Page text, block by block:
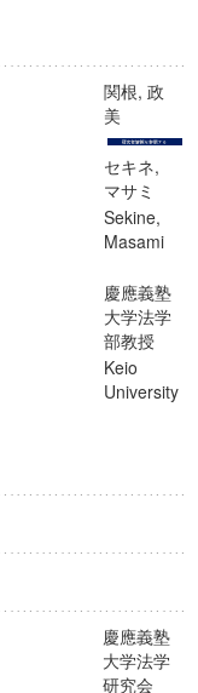
関根, 政
美
セキネ,
マサミ
Sekine,
Masami
慶應義塾
大学法学
部教授
Keio
University
慶應義塾
大学法学
研究会